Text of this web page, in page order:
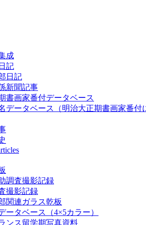
成
記
日記
新聞記事
書画家番付データベース
データベース（明治大正期書画家番付
調査撮影記録
撮影記録
関連ガラス乾板
ータベース（4×5カラー）
ンス留学期写真資料